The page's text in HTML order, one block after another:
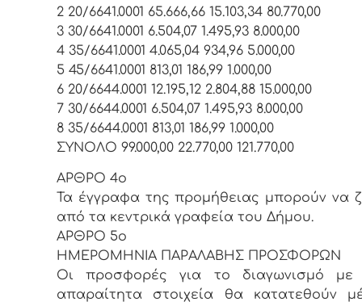
2 20/6641.0001 65.666,66 15.103,34 80.770,00
3 30/6641.0001 6.504,07 1.495,93 8.000,00
4 35/6641.0001 4.065,04 934,96 5.000,00
5 45/6641.0001 813,01 186,99 1.000,00
6 20/6644.0001 12.195,12 2.804,88 15.000,00
7 30/6644.0001 6.504,07 1.495,93 8.000,00
8 35/6644.0001 813,01 186,99 1.000,00
ΣΥΝΟΛΟ 99.000,00 22.770,00 121.770,00
ΑΡΘΡΟ 4ο
Τα έγγραφα της προμήθειας μπορούν να
από τα κεντρικά γραφεία του Δήμου.
ΑΡΘΡΟ 5ο
ΗΜΕΡΟΜΗΝΙΑ ΠΑΡΑΛΑΒΗΣ ΠΡΟΣΦΟΡΩΝ
Οι προσφορές για το διαγωνισμό
απαραίτητα στοιχεία θα κατατεθούν